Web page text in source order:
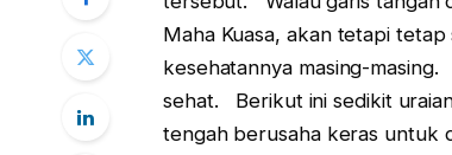
Maha Kuasa, akan tetapi
kesehatannya masing-
sehat. Berikut ini sedikit
tengah berusaha keras untuk